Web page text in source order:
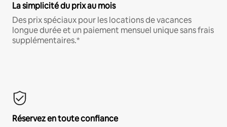
La simplicité du prix au mois
Des prix spéciaux pour les locations de vacances
longue durée et un paiement mensuel unique sans frais
supplémentaires.*
Réservez en toute confiance